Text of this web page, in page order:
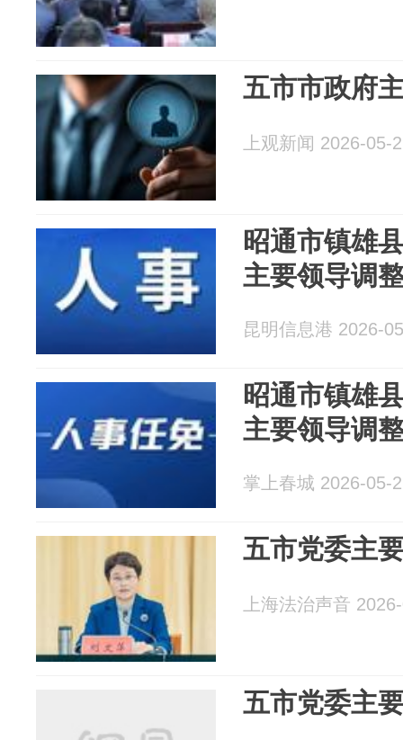
五市市政府
上观新闻 2026-05-
昭通市镇雄
主要领导调
昆明信息港 2026-
昭通市镇雄
主要领导调
掌上春城 2026-05-
五市党委主
上海法治声音
五市党委主